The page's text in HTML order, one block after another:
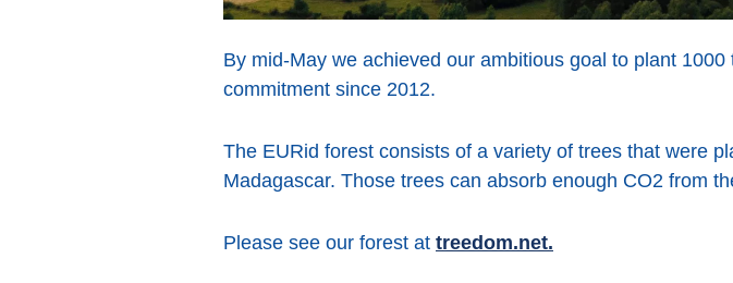
By mid-May we achieved our ambitious goal to plant
commitment since 2012.
The EURid forest consists of a variety of trees that were
Madagascar. Those trees can absorb enough CO2 from
Please see our forest at treedom.net.